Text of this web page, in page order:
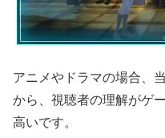
アニメやドラマの場合、
から、視聴者の理解がゲ
高いです。